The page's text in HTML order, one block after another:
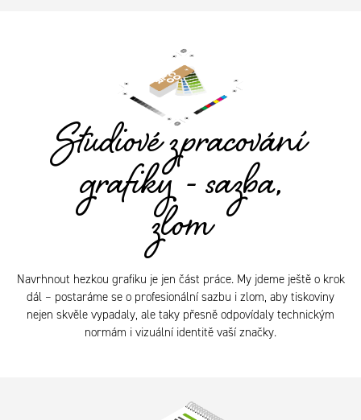
Studiové zpracování
grafiky - sazba,
zlom
Navrhnout hezkou grafiku je jen část práce. My jdeme ještě o krok
dál – postaráme se o profesionální sazbu i zlom, aby tiskoviny
nejen skvěle vypadaly, ale taky přesně odpovídaly technickým
normám i vizuální identitě vaší značky.